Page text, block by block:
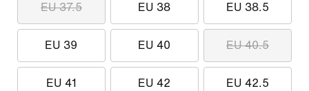
EU 37.5 EU 38 EU 38.5
EU 39 EU 40 EU 40.5
EU 41 EU 42 EU 42.5